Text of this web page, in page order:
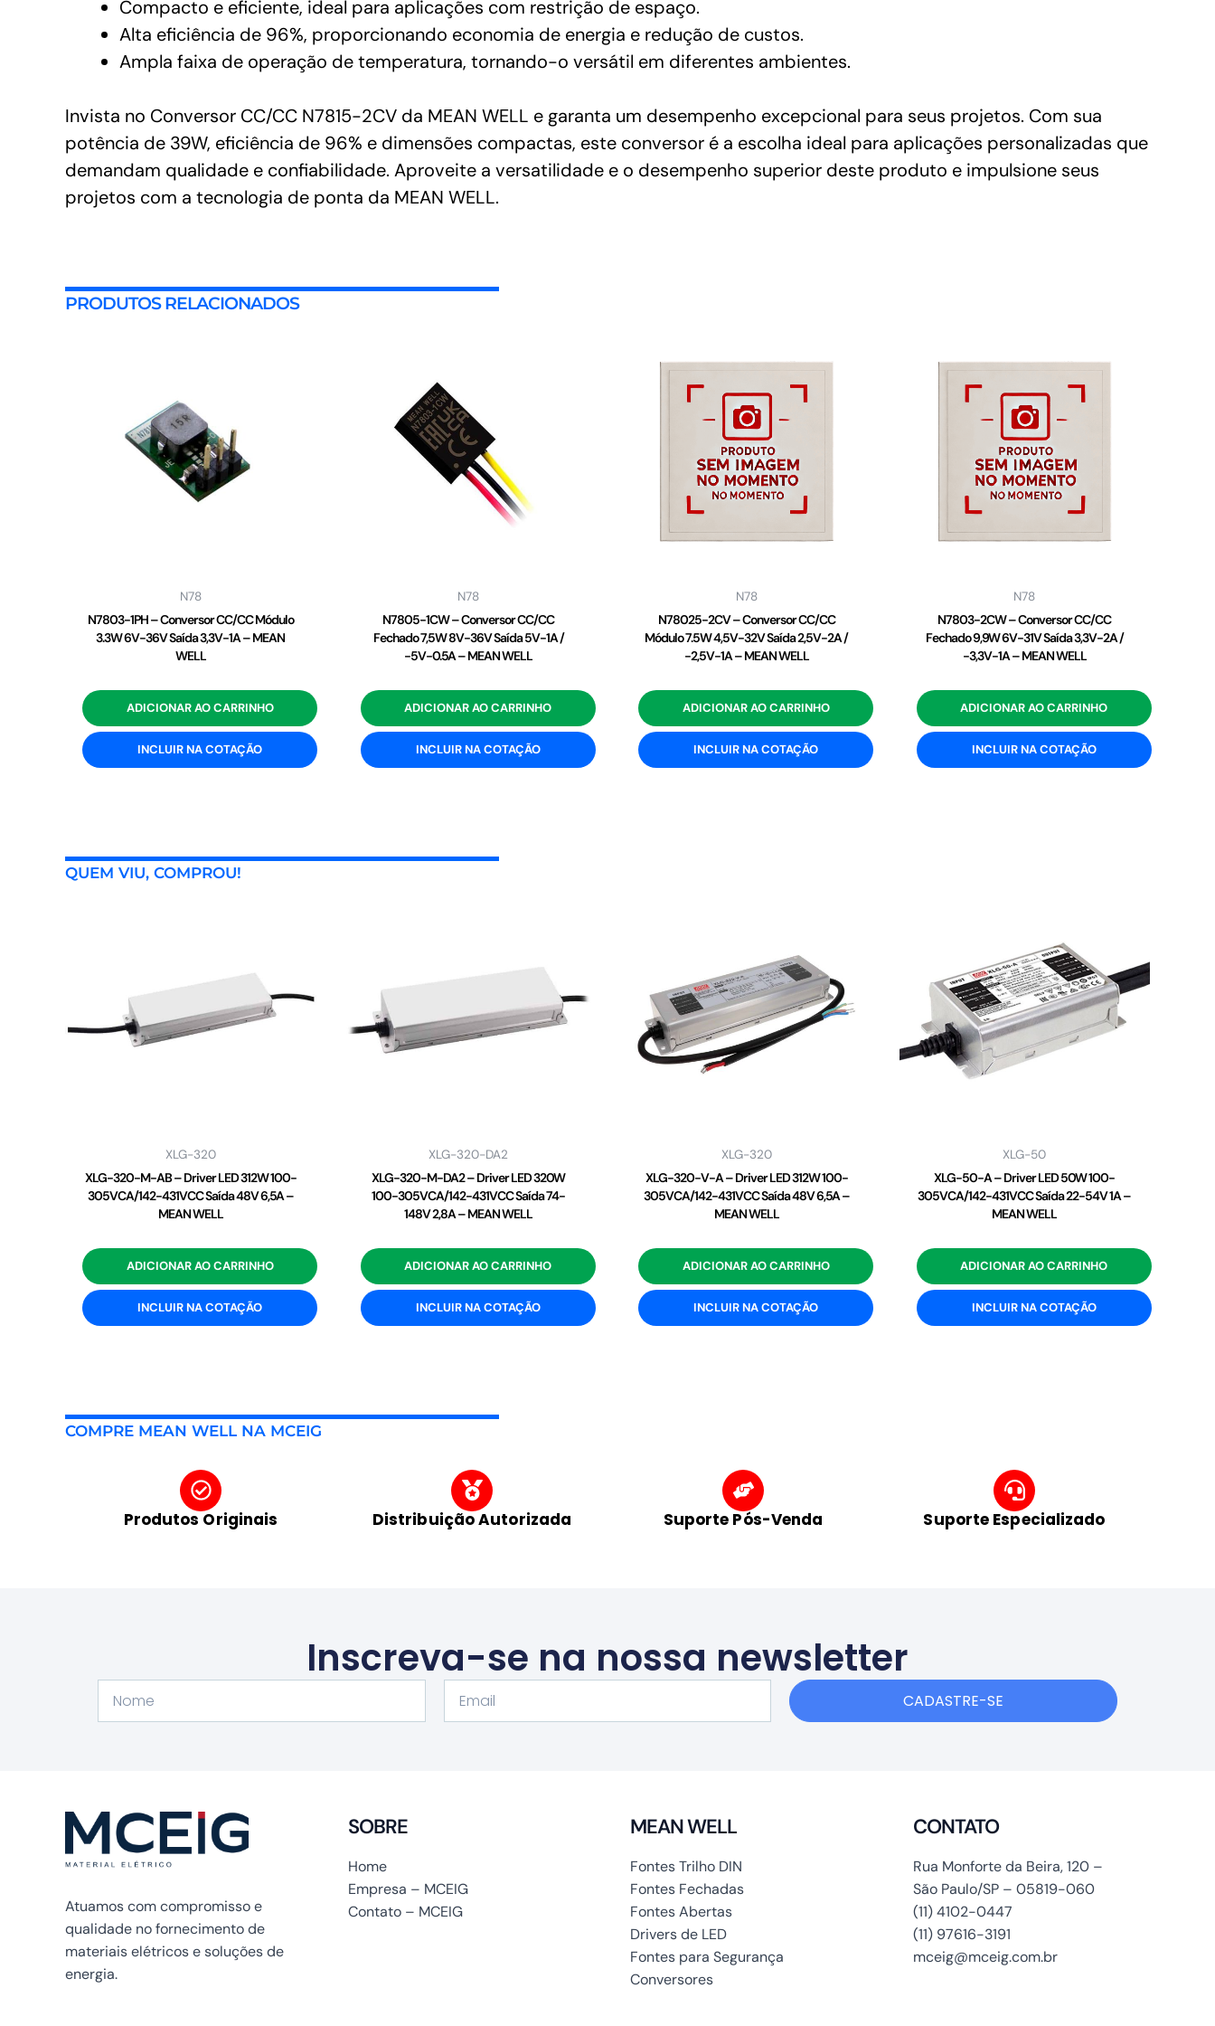
Compacto e eficiente, ideal para aplicações com restrição de espaço.
Alta eficiência de 96%, proporcionando economia de energia e redução de custos.
Ampla faixa de operação de temperatura, tornando-o versátil em diferentes ambientes.
Invista no Conversor CC/CC N7815-2CV da MEAN WELL e garanta um desempenho excepcional para seus projetos. Com sua
potência de 39W, eficiência de 96% e dimensões compactas, este conversor é a escolha ideal para aplicações personalizadas que
demandam qualidade e confiabilidade. Aproveite a versatilidade e o desempenho superior deste produto e impulsione seus
projetos com a tecnologia de ponta da MEAN WELL.
PRODUTOS RELACIONADOS
N78
N7803-1PH – Conversor CC/CC Módulo
3.3W 6V-36V Saída 3,3V-1A – MEAN
WELL
ADICIONAR AO CARRINHO
INCLUIR NA COTAÇÃO
N78
N7805-1CW – Conversor CC/CC
Fechado 7,5W 8V-36V Saída 5V-1A /
-5V-0.5A – MEAN WELL
ADICIONAR AO CARRINHO
INCLUIR NA COTAÇÃO
N78
N78025-2CV – Conversor CC/CC
Módulo 7.5W 4,5V-32V Saída 2,5V-2A /
-2,5V-1A – MEAN WELL
ADICIONAR AO CARRINHO
INCLUIR NA COTAÇÃO
N78
N7803-2CW – Conversor CC/CC
Fechado 9,9W 6V-31V Saída 3,3V-2A /
-3,3V-1A – MEAN WELL
ADICIONAR AO CARRINHO
INCLUIR NA COTAÇÃO
QUEM VIU, COMPROU!
XLG-320
XLG-320-M-AB – Driver LED 312W 100-
305VCA/142-431VCC Saída 48V 6,5A –
MEAN WELL
ADICIONAR AO CARRINHO
INCLUIR NA COTAÇÃO
XLG-320-DA2
XLG-320-M-DA2 – Driver LED 320W
100-305VCA/142-431VCC Saída 74-
148V 2,8A – MEAN WELL
ADICIONAR AO CARRINHO
INCLUIR NA COTAÇÃO
XLG-320
XLG-320-V-A – Driver LED 312W 100-
305VCA/142-431VCC Saída 48V 6,5A –
MEAN WELL
ADICIONAR AO CARRINHO
INCLUIR NA COTAÇÃO
XLG-50
XLG-50-A – Driver LED 50W 100-
305VCA/142-431VCC Saída 22-54V 1A –
MEAN WELL
ADICIONAR AO CARRINHO
INCLUIR NA COTAÇÃO
COMPRE MEAN WELL NA MCEIG
Produtos Originais Distribuição Autorizada Suporte Pós-Venda Suporte Especializado
Inscreva-se na nossa newsletter
CADASTRE-SE
Atuamos com compromisso e
qualidade no fornecimento de
materiais elétricos e soluções de
energia.
SOBRE
Home
Empresa – MCEIG
Contato – MCEIG
MEAN WELL
Fontes Trilho DIN
Fontes Fechadas
Fontes Abertas
Drivers de LED
Fontes para Segurança
Conversores
CONTATO
Rua Monforte da Beira, 120 –
São Paulo/SP – 05819-060
(11) 4102-0447
(11) 97616-3191
mceig@mceig.com.br